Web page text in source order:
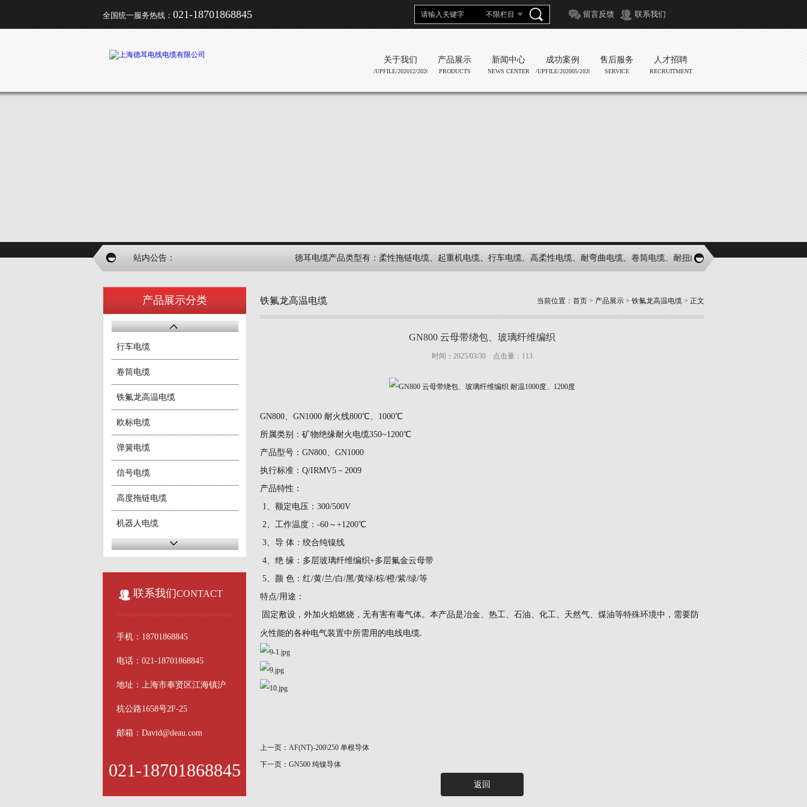
全国统一服务热线： 021-18701868845 留言反馈 联系我们
关于我们
/UPFILE/202012/2020122134714345.JPG
产品展示
PRODUCTS
新闻中心
NEWS CENTER
成功案例
/UPFILE/202005/2020051267673585.JPG
售后服务
SERVICE
人才招聘
RECRUITMENT
站内公告： 德耳电缆产品类型有：柔性拖链电缆、起重机电缆、行车电缆、高柔性电缆、耐弯曲电缆、卷筒电缆、耐扭曲电缆、机器人电缆、船用电
产品展示分类
行车电缆
卷筒电缆
铁氟龙高温电缆
欧标电缆
弹簧电缆
信号电缆
高度拖链电缆
机器人电缆
耐油伺服电缆
电梯电缆
医疗电缆联系我们CONTACT
手机：18701868845
电话：021-18701868845
地址：上海市奉贤区江海镇沪
杭公路1658号2F-25
邮箱：David@deau.com
021-18701868845
铁氟龙高温电缆 当前位置： 首页 > 产品展示 > 铁氟龙高温电缆 > 正文
GN800 云母带绕包、玻璃纤维编织
时间：2025/03/30 点击量： 113
GN800、GN1000 耐火线800℃、1000℃
所属类别：矿物绝缘耐火电缆350~1200℃
产品型号： GN800、GN1000
执行标准： Q/IRMV5－2009
产品特性：
1、额定电压：300/500V
2、工作温度：-60～+1200℃
3、导 体：绞合纯镍线
4、绝 缘：多层玻璃纤维编织+多层氟金云母带
5、颜 色：红/黄/兰/白/黑/黄绿/棕/橙/紫/绿/等
特点/用途：
固定敷设，外加火焰燃烧，无有害有毒气体。本产品是冶金、热工、石油、化工、天然气、煤油等特殊环境中，需要防
火性能的各种电气装置中所需用的电线电缆.
上一页： AF(NT)-200\250 单根导体
下一页： GN500 纯镍导体
返回